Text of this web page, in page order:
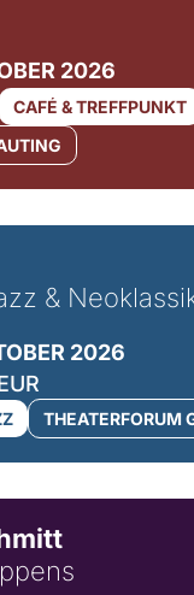
2026
CAFÉ & TREFFPUNKT
&
2026
THEATERFORUM